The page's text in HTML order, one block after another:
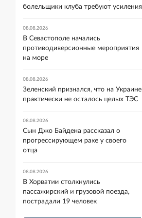
болельщики клуба требуют усиления
08.08.2026
В Севастополе начались
противодиверсионные мероприятия
на море
08.08.2026
Зеленский признался, что на Украине
практически не осталось целых ТЭС
08.08.2026
Сын Джо Байдена рассказал о
прогрессирующем раке у своего
отца
08.08.2026
В Хорватии столкнулись
пассажирский и грузовой поезда,
пострадали 19 человек